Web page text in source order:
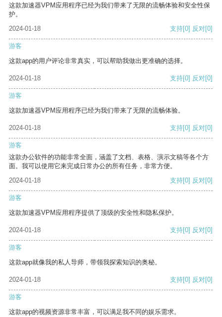
这款加速器VPM应用程序已经为我们带来了无限的流畅体验和安全性保
护。
2024-01-18
支持[0] 反对[0]
游客
这款app的用户评论非常真实，可以帮助我做出更准确的选择。
2024-01-18 支持[0] 反对[0]
游客
这款加速器VPM应用程序已经为我们带来了无限的流畅体验。
2024-01-18 支持[0] 反对[0]
游客
这款办公软件的功能非常全面，涵盖了文档、表格、演示文稿等各个方
面。我可以使用它来完成日常办公的所有任务，非常方便。
2024-01-18
支持[0] 反对[0]
游客
这款加速器VPM应用程序提供了顶级的安全性和隐私保护。
2024-01-18 支持[0] 反对[0]
游客
这款app就像我的私人导师，带领我探索知识的奥秘。
2024-01-18 支持[0] 反对[0]
游客
这款app的视频资源非常丰富，可以满足我不同的娱乐需求。